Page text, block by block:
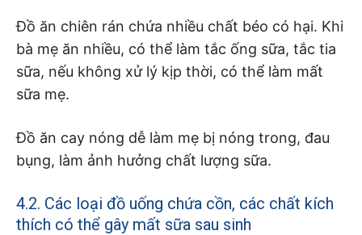
Đồ ăn chiên rán chứa nhiều chất béo có hại. Khi
bà mẹ ăn nhiều, có thể làm tắc ống sữa, tắc tia
sữa, nếu không xử lý kịp thời, có thể làm mất
sữa mẹ.
Đồ ăn cay nóng dễ làm mẹ bị nóng trong, đau
bụng, làm ảnh hưởng chất lượng sữa.
4.2. Các loại đồ uống chứa cồn, các chất kích
thích có thể gây mất sữa sau sinh